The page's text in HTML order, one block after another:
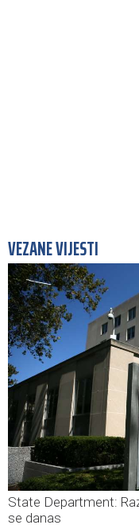
VEZANE VIJESTI
State Department:
se danas